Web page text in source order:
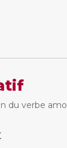
du verbe